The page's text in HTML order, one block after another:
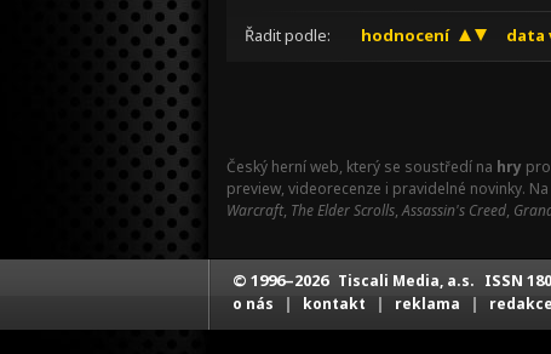
Řadit podle: hodnocení data
Český herní web, který se soustředí na hry
preview, videorecenze i pravidelné novinky.
Warcraft, The Elder Scrolls,Assassin's Creed,
© 1996–2026 Tiscali Media, a.s. ISSN
o nás | kontakt | reklama | redakce